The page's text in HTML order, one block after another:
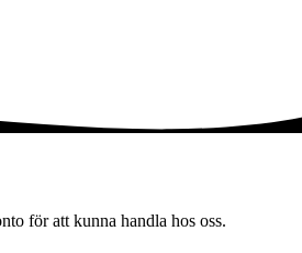
för att kunna handla hos oss.